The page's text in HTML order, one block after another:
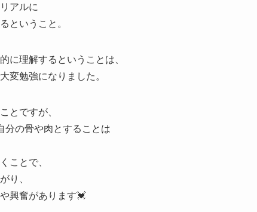
アルに
ということ。
に理解するということは、
変勉強になりました。
とですが、
分の骨や肉とすることは
ことで、
り、
興奮があります💓